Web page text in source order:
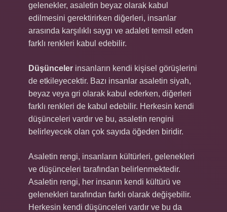
gelenekler, asaletin beyaz olarak kabul
edilmesini gerektirirken diğerleri, insanlar
arasında karşılıklı saygı ve adaleti temsil eden
farklı renkleri kabul edebilir.
Düşünceler insanların kendi kişisel görüşlerini
de etkileyecektir. Bazı insanlar asaletin siyah,
beyaz veya gri olarak kabul ederken, diğerleri
farklı renkleri de kabul edebilir. Herkesin kendi
düşünceleri vardır ve bu, asaletin rengini
belirleyecek olan çok sayıda öğeden biridir.
Asaletin rengi, insanların kültürleri, gelenekleri
ve düşünceleri tarafından belirlenmektedir.
Asaletin rengi, her insanın kendi kültürü ve
gelenekleri tarafından farklı olarak değişebilir.
Herkesin kendi düşünceleri vardır ve bu da